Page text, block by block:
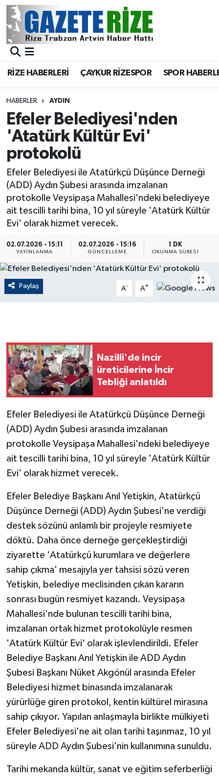
RİZE HABERLERİ ÇAYKUR RİZESPOR SPOR
HABERLER AYDIN
Efeler Belediyesi'nden
'Atatürk Kültür Evi'
protokolü
Efeler Belediyesi ile Atatürkçü Düşünce Derneği
(ADD) Aydın Şubesi arasında imzalanan
protokolle Veysipaşa Mahallesi'ndeki belediyeye
ait tescilli tarihi bina, 10 yıl süreyle 'Atatürk Kültür
Evi' olarak hizmet verecek.
02.07.2026 - 15:11
YAYINLANMA
02.07.2026 - 15:16
GÜNCELLEME
1 DK
OKUNMA SÜRESI
Paylaş A- A+
Nazilli'de incir
üreticilerine İncir
Tebliği anlatıldı
Efeler Belediyesi ile Atatürkçü Düşünce Derneği
(ADD) Aydın Şubesi arasında imzalanan
protokolle Veysipaşa Mahallesi'ndeki belediyeye
ait tescilli tarihi bina, 10 yıl süreyle 'Atatürk Kültür
Evi' olarak hizmet verecek.
Efeler Belediye Başkanı Anıl Yetişkin, Atatürkçü
Düşünce Derneği (ADD) Aydın Şubesi'ne verdiği
destek sözünü anlamlı bir projeyle resmiyete
döktü. Daha önce derneğe gerçekleştirdiği
ziyarette 'Atatürkçü kurumlara ve değerlere
sahip çıkma' mesajıyla yer tahsisi sözü veren
Yetişkin, belediye meclisinden çıkan kararın
sonrası bugün resmiyet kazandı. Veysipaşa
Mahallesi'nde bulunan tescilli tarihi bina,
imzalanan ortak hizmet protokolüyle resmen
'Atatürk Kültür Evi' olarak işlevlendirildi. Efeler
Belediye Başkanı Anıl Yetişkin ile ADD Aydın
Şubesi Başkanı Nüket Akgönül arasında Efeler
Belediyesi hizmet binasında imzalanarak
yürürlüğe giren protokol, kentin kültürel mirasına
sahip çıkıyor. Yapılan anlaşmayla birlikte mülkiyeti
Efeler Belediyesi'ne ait olan tarihi taşınmaz, 10 yıl
süreyle ADD Aydın Şubesi'nin kullanımına sunuldu.
Tarihi mekanda kültür, sanat ve eğitim seferberliği
BÖLGEMİZ
Asayiş
Rize Jandarma Komutanlığı
Bilim Teknoloji
Advertising news
Canlı Maç
Dünya
English News
Finans
Flaş Haber
Gayrimenkul
GENEL
Güvenlik
HABERDE İNSAN
İş Dünyası
Jandarma
KÜLTÜR SANAT
MAGAZİN
Otomobil
POLİTİKA
Merkez Nöbetçi Eczaneler
Merkez Trafik Yoğunluk Haritası
Süper Lig Puan Durumu ve Fikstür
Tüm Manşetler
Haber Arşivi